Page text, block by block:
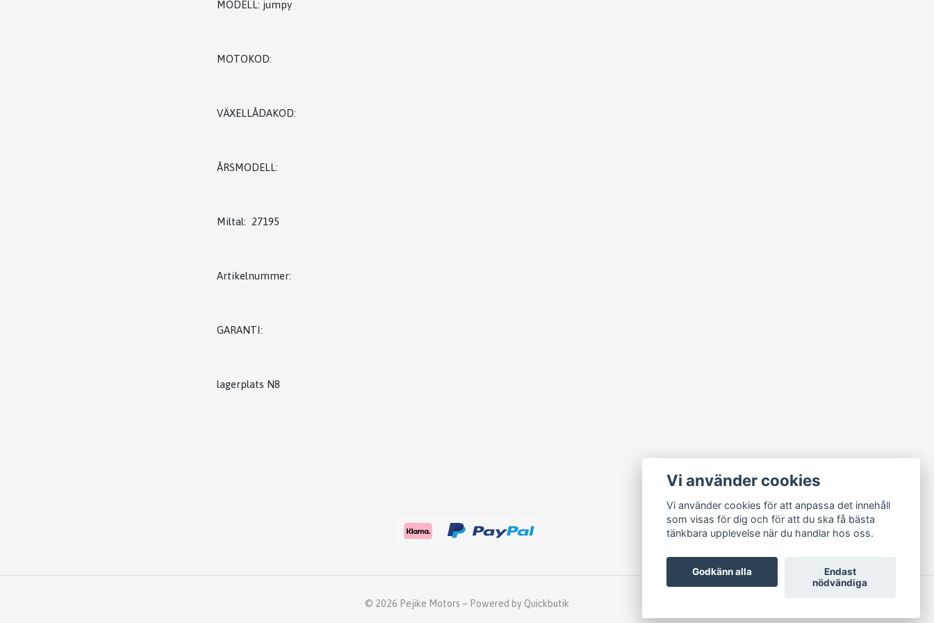
MODELL: jumpy
MOTOKOD:
VÄXELLÅDAKOD:
ÅRSMODELL:
Miltal: 27195
Artikelnummer:
GARANTI:
lagerplats N8
© 2026 Pejike Motors – Powered by Quickbutik
Vi använder cookies
Vi använder cookies för att anpassa det innehåll
som visas för dig och för att du ska få bästa
tänkbara upplevelse när du handlar hos oss.
Godkänn alla
Endast
nödvändiga